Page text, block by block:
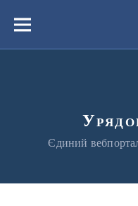
вмістуМеню
Єдиний